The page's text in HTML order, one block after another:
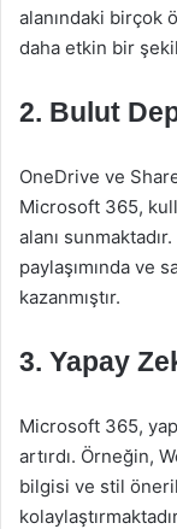
alanındaki birçok
daha etkin bir
2. Bulut
OneDrive ve
Microsoft 365,
alanı
paylaşımında ve
kazanmıştır.
3. Yapay
Microsoft 365,
artırdı. Örneğin,
bilgisi ve stil